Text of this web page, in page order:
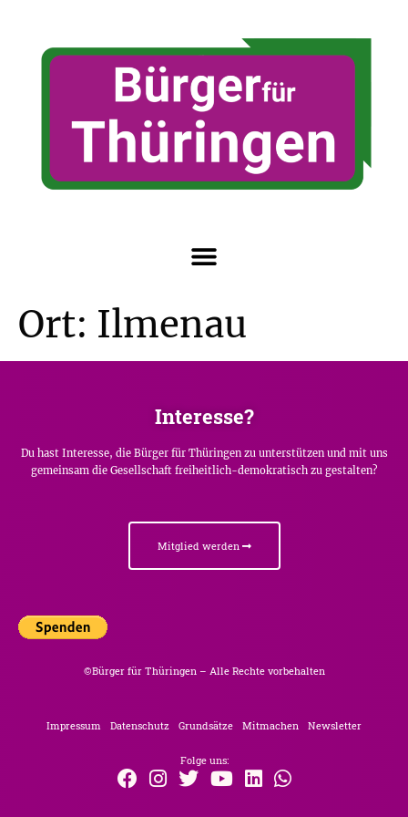
Ort: Ilmenau
Interesse?
Du hast Interesse, die Bürger für Thüringen zu unterstützen und mit uns
gemeinsam die Gesellschaft freiheitlich-demokratisch zu gestalten?
Mitglied werden
©Bürger für Thüringen – Alle Rechte vorbehalten
Impressum Datenschutz Grundsätze Mitmachen Newsletter
Folge uns: